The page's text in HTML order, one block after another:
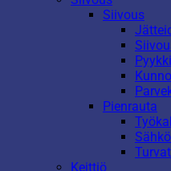
Siivous
Pienrauta
Keittiö